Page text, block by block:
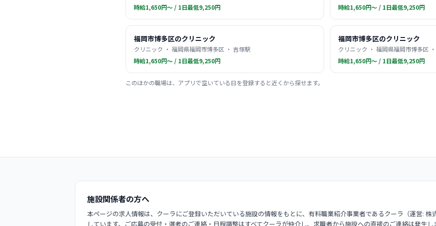
時給1,650円〜 / 1日最低9,250円
時給1,650円〜 / 1日最低9,250円
福岡市博多区のクリニック
クリニック ・ 福岡県福岡市博多区 ・ 吉塚駅
時給1,650円〜 / 1日最低9,250円
福岡市博多区のクリニック
クリニック ・ 福岡県福岡市博多区
時給1,650円〜 / 1日最低9,250円
このほかの職場は、アプリで空いている日を登録すると近くから探せます。
施設関係者の方へ
本ページの求人情報は、クーラにご登録いただいている施設の情報をもとに、有料職業紹介事業者であるクーラ（運営:
しています。ご応募の受付・選考のご連絡・日程調整はすべてクーラが仲介し、求職者から施設への直接のご連絡は発生